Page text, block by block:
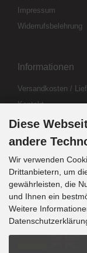
Impressum
Widerrufsbelehrung
Informationen
Versandkosten /
Kontakt
Abo kündigen
Widerrufsformular
Zahlung &
Sprachwahl
Diese
andere
Wir verwenden
Drittanbietern, um
gewährleisten, die
und Ihnen ein
Weitere